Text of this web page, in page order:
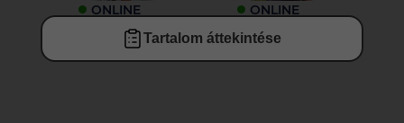
ONLINE ONLINE
Tartalom áttekintése